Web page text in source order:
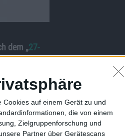
auf einem Gerät zu und
die von einem
Zielgruppenforschung und
Partner über Gerätescans
dem „27-
Displays
beim
und setzt
–